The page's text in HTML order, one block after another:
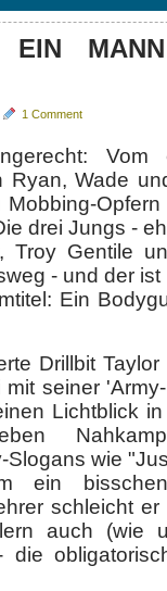
EIN
1 Comment
Vom
Ryan, Wade
drei Jungs -
Troy Gentile
- und der
Ein
Drillbit
seiner
Lichtblick
wie
ein bisschen
schleicht
auch (wie
die